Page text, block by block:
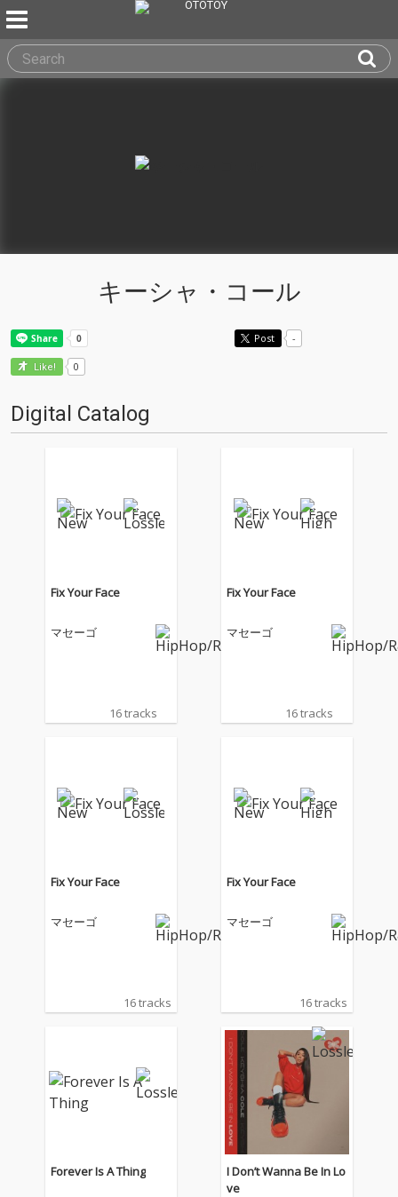
キーシャ・コール
Post -
Like! 0
Digital Catalog
Fix Your Face
マセーゴ
16 tracks
Fix Your Face
マセーゴ
16 tracks
Fix Your Face
マセーゴ
16 tracks
Fix Your Face
マセーゴ
16 tracks
Forever Is A Thing
I Don’t Wanna Be In Lo
ve